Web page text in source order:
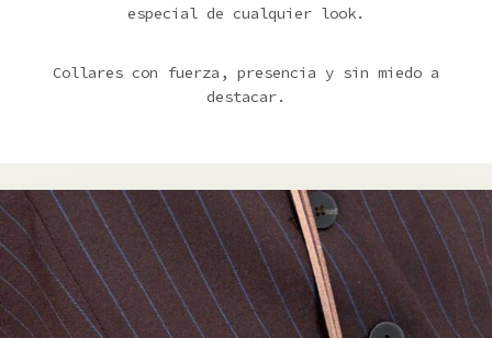
especial de cualquier look.
Collares con fuerza, presencia y sin miedo a
destacar.